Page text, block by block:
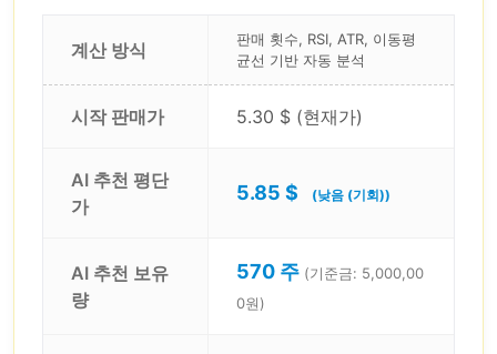
계산 방식
판매 횟수, RSI, ATR, 이동평
균선 기반 자동 분석
시작 판매가 5.30 $ (현재가)
AI 추천 평단
가
5.85 $ (낮음 (기회))
AI 추천 보유
량
570 주 (기준금: 5,000,00
0원)